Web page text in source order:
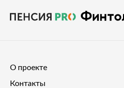
О проекте
Контакты